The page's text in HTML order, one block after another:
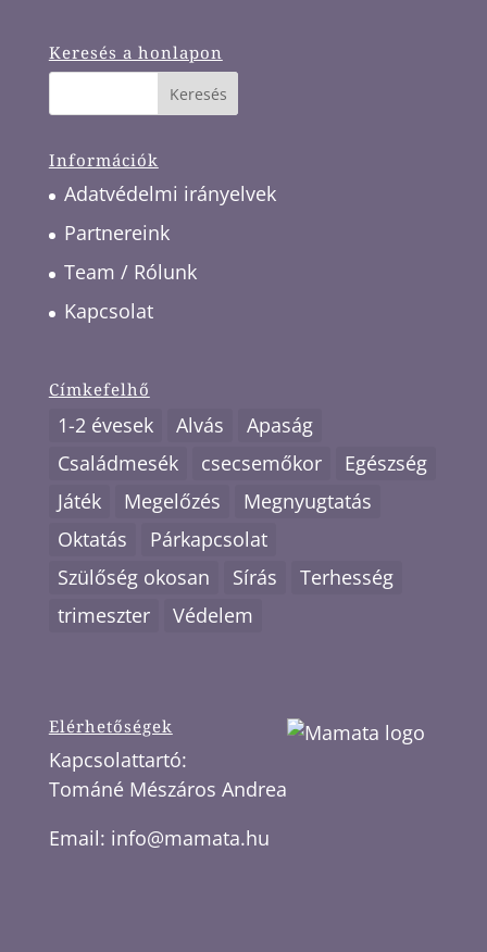
Keresés a honlapon
Információk
Adatvédelmi irányelvek
Partnereink
Team / Rólunk
Kapcsolat
Címkefelhő
1-2 évesek Alvás
Apaság
Családmesék
csecsemőkor
Egészség
Játék
Megelőzés
Megnyugtatás
Oktatás
Párkapcsolat
Szülőség okosan
Sírás
Terhesség
trimeszter
Védelem
Elérhetőségek
Kapcsolattartó:
Tománé Mészáros Andrea
Email: info@mamata.hu